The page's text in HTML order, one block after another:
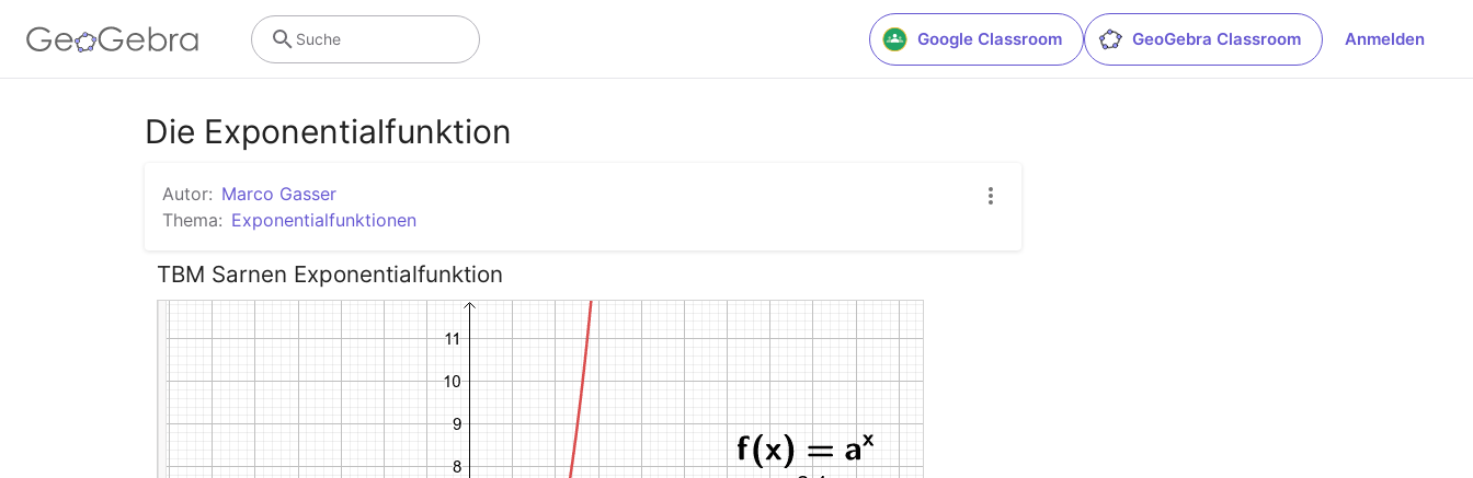
Google Classroom GeoGebra Classroom Anmelden
Suche
Die Exponentialfunktion
Autor: Marco Gasser
Thema: Exponentialfunktionen
TBM Sarnen Exponentialfunktion